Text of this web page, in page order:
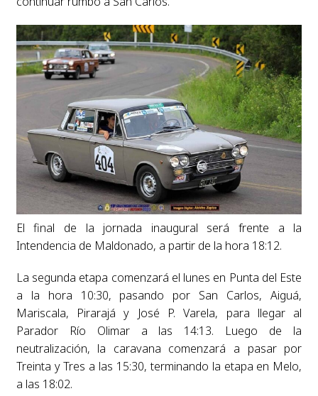
El final de la jornada inaugural será frente a la
Intendencia de Maldonado, a partir de la hora 18:12.
La segunda etapa comenzará el lunes en Punta del Este
a la hora 10:30, pasando por San Carlos, Aiguá,
Mariscala, Pirarajá y José P. Varela, para llegar al
Parador Río Olimar a las 14:13. Luego de la
neutralización, la caravana comenzará a pasar por
Treinta y Tres a las 15:30, terminando la etapa en Melo,
a las 18:02.